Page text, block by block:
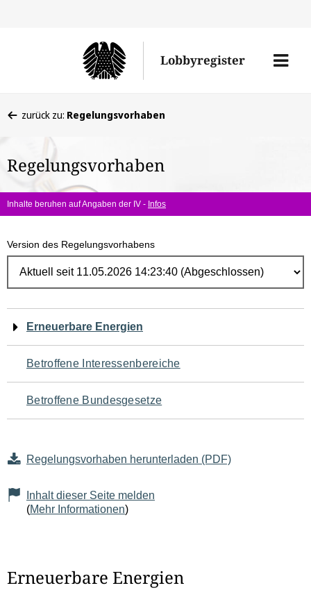
Lobbyregister
Menü
befinden
hier:
zurück zu: Regelungsvorhaben
Regelungsvorhaben
Inhalte beruhen auf Angaben der IV - Infos
Version des Regelungsvorhabens
Navigation
für
den
Seiteninhalt
Erneuerbare Energien
Betroffene Interessenbereiche
Betroffene Bundesgesetze
Regelungsvorhaben herunterladen (PDF)
Inhalt dieser Seite melden
(Mehr Informationen)
Erneuerbare Energien